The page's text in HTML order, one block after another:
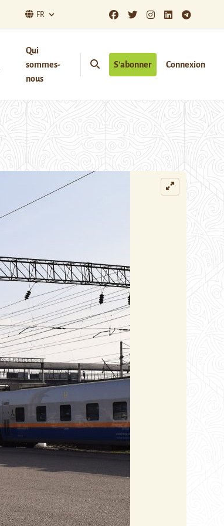
FR
Qui
sommes-
nous
S’abonner Connexion